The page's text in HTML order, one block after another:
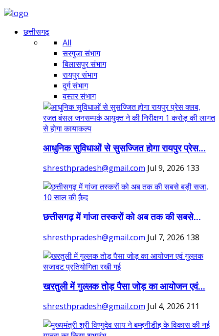
छत्तीसगढ़
All
सरगुजा संभाग
बिलासपुर संभाग
रायपुर संभाग
दुर्ग संभाग
बस्तर संभाग
आधुनिक सुविधाओं से सुसज्जित होगा रायपुर प्रेस...
shresthpradesh@gmail.com Jul 9, 2026 133
छत्तीसगढ़ में गांजा तस्करों को अब तक की सबसे...
shresthpradesh@gmail.com Jul 7, 2026 138
खरतुली में गुल्लक तोड़ पैसा जोड़ का आयोजन एवं...
shresthpradesh@gmail.com Jul 4, 2026 211